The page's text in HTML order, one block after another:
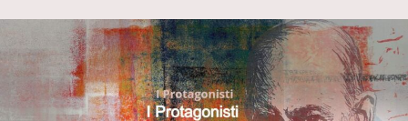
o
n
A
L
a
p
n
d
T
t
t
l
e
g
r
a